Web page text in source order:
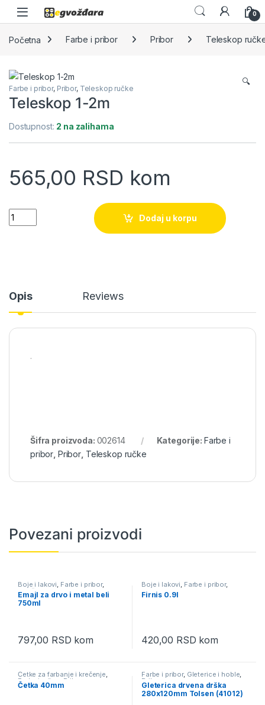
Skip to navigation
Skip to content
0
Početna Farbe i pribor Pribor Teleskop
🔍
Farbe i pribor, Pribor, Teleskop ručke
Teleskop 1-2m
Dostupnost: 2 na zalihama
565,00 RSD kom
Teleskop 1-2m quantity
Dodaj u korpu
Opis Reviews
.
Šifra proizvoda: 002614 Kategorije: Farbe i
pribor Pribor Teleskop ručke
Povezani proizvodi
Boje i lakovi Farbe i pribor,
Završne boje za metal i drvo
Emajl za drvo i metal beli
750ml
797,00 RSD kom
Boje i lakovi Farbe i pribor,
Premazi za metal i drvo
Firnis 0.9l
420,00 RSD kom
Četke za farbanje i krečenje,
Farbe i pribor Pribor
Četka 40mm
Farbe i pribor, Gleterice i hoble,
Pribor
Gleterica drvena drška
280x120mm Tolsen (41012)